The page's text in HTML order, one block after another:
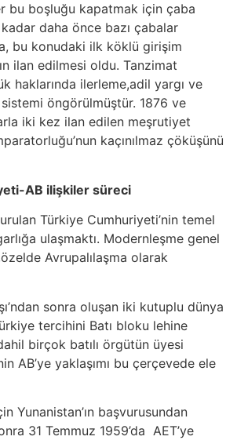
bu boşluğu kapatmak için çaba
daha önce bazı çabalar
bu konudaki ilk köklü girişim
ilan edilmesi oldu. Tanzimat
haklarında ilerleme,adil yargı ve
öngörülmüştür. 1876 ve
iki kez ilan edilen meşrutiyet
kaçınılmaz çöküşünü
AB ilişkiler süreci
Türkiye Cumhuriyeti’nin temel
ulaşmaktı. Modernleşme genel
Avrupalılaşma olarak
sonra oluşan iki kutuplu dünya
tercihini Batı bloku lehine
birçok batılı örgütün üyesi
AB’ye yaklaşımı bu çerçevede ele
Yunanistan’ın başvurusundan
31 Temmuz 1959’da AET’ye